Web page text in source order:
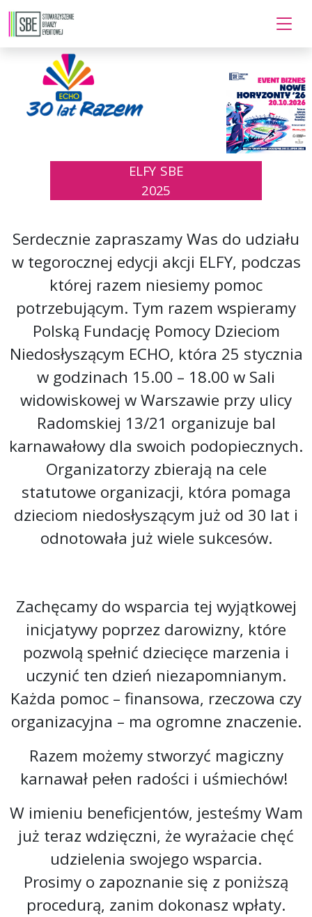
ELFY SBE
2025
Serdecznie zapraszamy Was do udziału
w tegorocznej edycji akcji ELFY, podczas
której razem niesiemy pomoc
potrzebującym. Tym razem wspieramy
Polską Fundację Pomocy Dzieciom
Niedosłyszącym ECHO, która 25 stycznia
w godzinach 15.00 – 18.00 w Sali
widowiskowej w Warszawie przy ulicy
Radomskiej 13/21 organizuje bal
karnawałowy dla swoich podopiecznych.
Organizatorzy zbierają na cele
statutowe organizacji, która pomaga
dzieciom niedosłyszącym już od 30 lat i
odnotowała już wiele sukcesów.
Zachęcamy do wsparcia tej wyjątkowej
inicjatywy poprzez darowizny, które
pozwolą spełnić dziecięce marzenia i
uczynić ten dzień niezapomnianym.
Każda pomoc – finansowa, rzeczowa czy
organizacyjna – ma ogromne znaczenie.
Razem możemy stworzyć magiczny
karnawał pełen radości i uśmiechów!
W imieniu beneficjentów, jesteśmy Wam
już teraz wdzięczni, że wyrażacie chęć
udzielenia swojego wsparcia.
Prosimy o zapoznanie się z poniższą
procedurą, zanim dokonasz wpłaty.